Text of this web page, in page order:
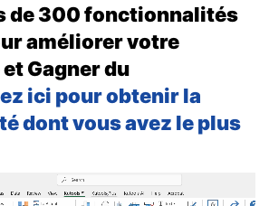
de 300 fonctionnalités
améliorer votre
Gagner du
ici pour obtenir la
dont vous avez le plus